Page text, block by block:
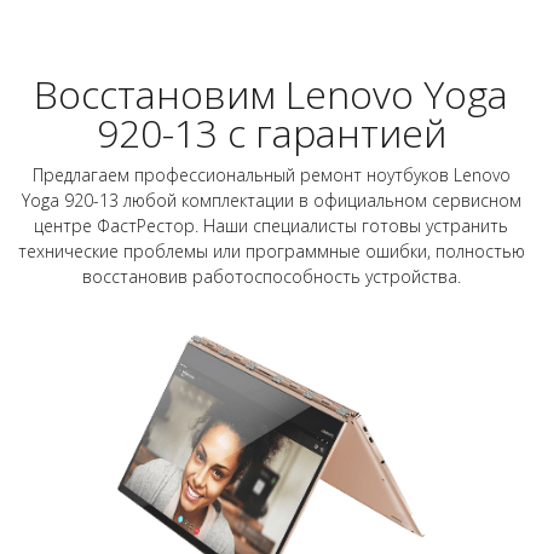
Восстановим Lenovo Yoga
920-13 с гарантией
Предлагаем профессиональный ремонт ноутбуков Lenovo
Yoga 920-13 любой комплектации в официальном сервисном
центре ФастРестор. Наши специалисты готовы устранить
технические проблемы или программные ошибки, полностью
восстановив работоспособность устройства.